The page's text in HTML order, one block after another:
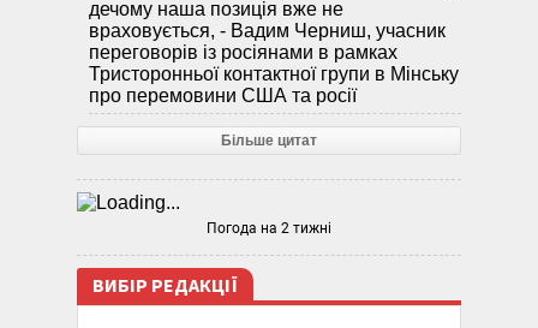
дечому наша позиція вже не
враховується, - Вадим Черниш, учасник
переговорів із росіянами в рамках
Тристоронньої контактної групи в Мінську
про перемовини США та росії
Більше цитат
Погода на 2 тижні
ВИБІР РЕДАКЦІЇ